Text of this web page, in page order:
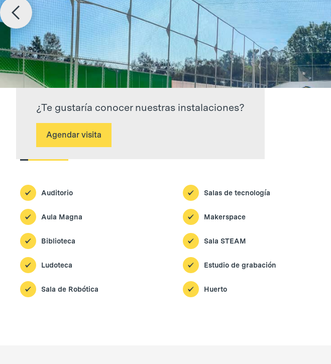
¿Te gustaría conocer nuestras instalaciones?
Agendar visita
Instalaciones
Auditorio Salas de tecnología
Aula Magna Makerspace
Biblioteca Sala STEAM
Ludoteca Estudio de grabación
Sala de Robótica Huerto